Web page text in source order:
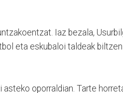
Iaz bezala,
eta eskubaloi taldeak
oporraldian. Tarte